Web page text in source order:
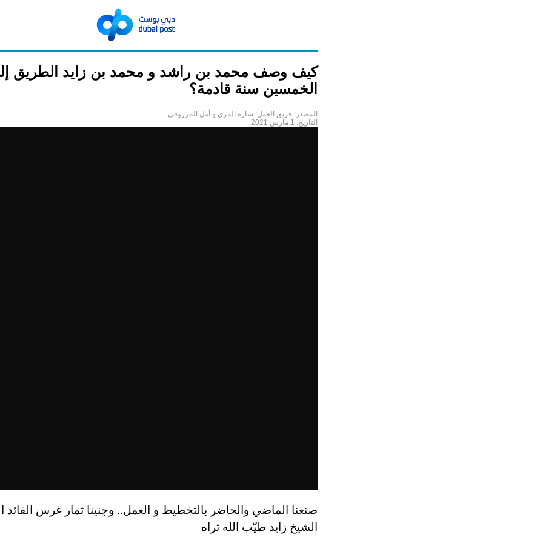
كيف وصف محمد بن راشد و محمد بن زايد الطريق
الخمسين سنة قادمة؟
المصدر: فريق العمل: سارة المري و أمل المرزوقي
التاريخ: 1 مارس 2021
صنعنا الماضي والحاضر بالتخطيط و العمل.. وجنينا ثمار غرس
الشيخ زايد طيّب الله ثراه